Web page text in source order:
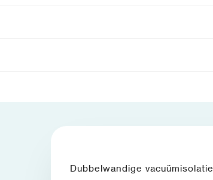
Dubbelwandige vacuümisolatie